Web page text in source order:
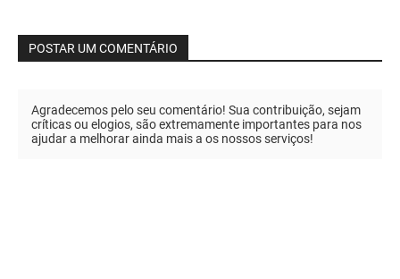
POSTAR UM COMENTÁRIO
Agradecemos pelo seu comentário! Sua contribuição, sejam
críticas ou elogios, são extremamente importantes para nos
ajudar a melhorar ainda mais a os nossos serviços!